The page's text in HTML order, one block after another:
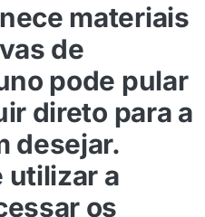
materiais
de
pode pular
direto para a
desejar.
utilizar a
os